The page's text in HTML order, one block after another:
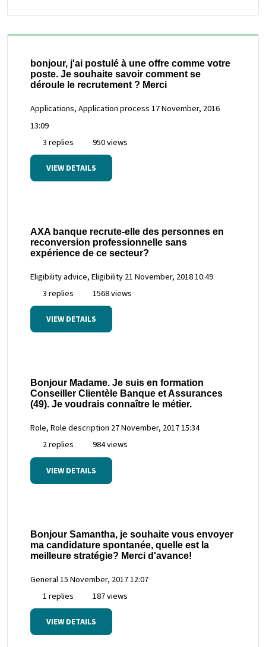
bonjour, j'ai postulé à une offre comme votre
poste. Je souhaite savoir comment se
déroule le recrutement ? Merci
Applications, Application process 17 November, 2016
13:09
3 replies
950 views
VIEW DETAILS
AXA banque recrute-elle des personnes en
reconversion professionnelle sans
expérience de ce secteur?
Eligibility advice, Eligibility 21 November, 2018 10:49
3 replies
1568 views
VIEW DETAILS
Bonjour Madame. Je suis en formation
Conseiller Clientèle Banque et Assurances
(49). Je voudrais connaître le métier.
Role, Role description 27 November, 2017 15:34
2 replies
984 views
VIEW DETAILS
Bonjour Samantha, je souhaite vous envoyer
ma candidature spontanée, quelle est la
meilleure stratégie? Merci d'avance!
General 15 November, 2017 12:07
1 replies
187 views
VIEW DETAILS